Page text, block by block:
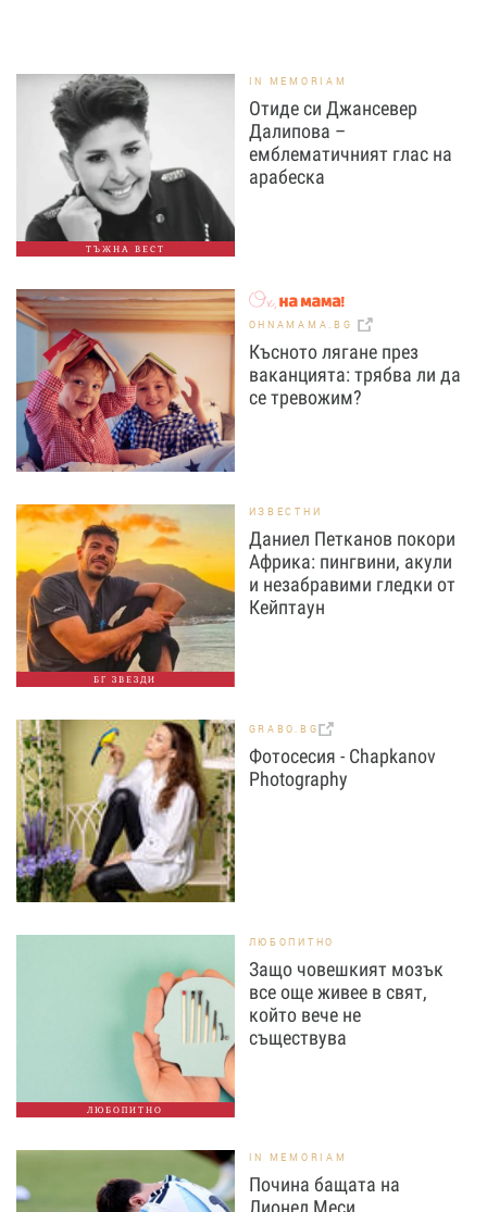
ТЪЖНА ВЕСТ
IN MEMORIAM
Отиде си Джансевер
Далипова –
емблематичният глас на
арабеска
OHNAMAMA.BG
Късното лягане през
ваканцията: трябва ли да
се тревожим?
БГ ЗВЕЗДИ
ИЗВЕСТНИ
Даниел Петканов покори
Африка: пингвини, акули
и незабравими гледки от
Кейптаун
GRABO.BG
Фотосесия - Chapkanov
Photography
ЛЮБОПИТНО
ЛЮБОПИТНО
Защо човешкият мозък
все още живее в свят,
който вече не
съществува
IN MEMORIAM
Почина бащата на
Лионел Меси